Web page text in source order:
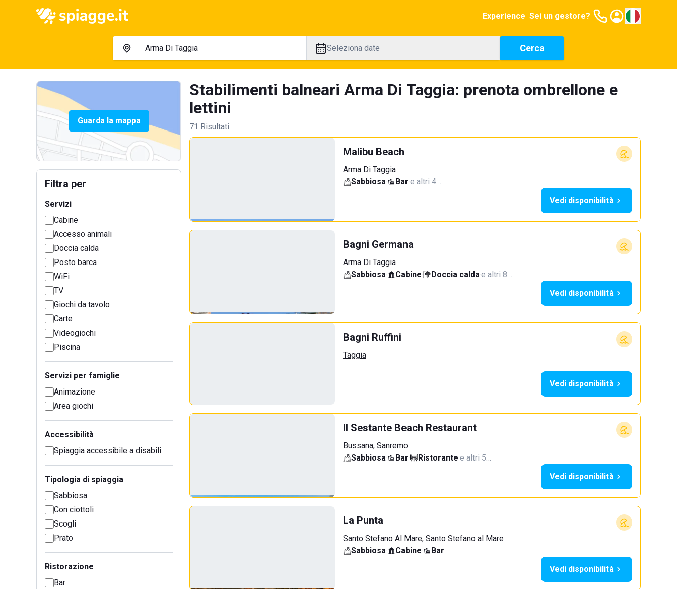
Experience Sei un gestore?
Seleziona date Cerca
Guarda la mappa
Filtra per
Servizi
Cabine
Accesso animali
Doccia calda
Posto barca
WiFi
TV
Giochi da tavolo
Carte
Videogiochi
Piscina
Servizi per famiglie
Animazione
Area giochi
Accessibilità
Spiaggia accessibile a disabili
Tipologia di spiaggia
Sabbiosa
Con ciottoli
Scogli
Prato
Ristorazione
Bar
Stabilimenti balneari Arma Di Taggia: prenota ombrellone e
lettini
71 Risultati
Malibu Beach
Arma Di Taggia
Sabbiosa· Bar·e altri 4…
Vedi disponibilità
Bagni Germana
Arma Di Taggia
Sabbiosa· Cabine· Doccia calda·e altri 8…
Vedi disponibilità
Bagni Ruffini
Taggia
Vedi disponibilità
Il Sestante Beach Restaurant
Bussana, Sanremo
Sabbiosa· Bar· Ristorante·e altri 5…
Vedi disponibilità
La Punta
Santo Stefano Al Mare, Santo Stefano al Mare
Sabbiosa· Cabine·
Bar
Vedi disponibilità